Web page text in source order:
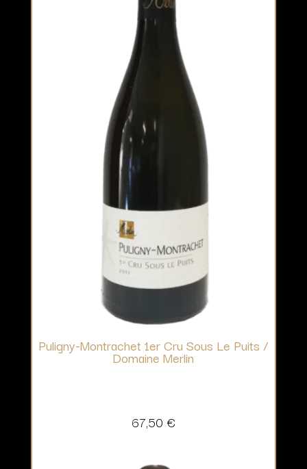
Puligny-Montrachet 1er Cru Sous Le Puits /
Domaine Merlin
67,50 €